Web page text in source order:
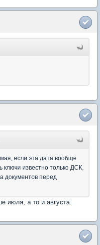
если эта дата вообще
ключи известно только ДСК,
документов перед
июля, а то и августа.